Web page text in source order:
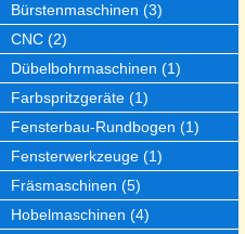
Bürstenmaschinen (3)
CNC (2)
Dübelbohrmaschinen (1)
Farbspritzgeräte (1)
Fensterbau-Rundbogen (1)
Fensterwerkzeuge (1)
Fräsmaschinen (5)
Hobelmaschinen (4)